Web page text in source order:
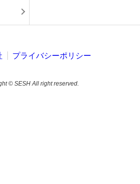
プライバシーポリシー
© SESH All right reserved.